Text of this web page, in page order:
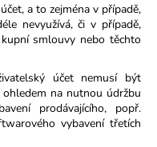
a to zejména v případě,
nevyužívá, či v případě,
smlouvy nebo těchto
účet nemusí být
na nutnou údržbu
prodávajícího, popř.
vybavení třetích